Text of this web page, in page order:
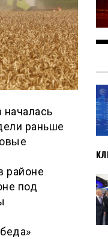
началась
раньше
районе
под